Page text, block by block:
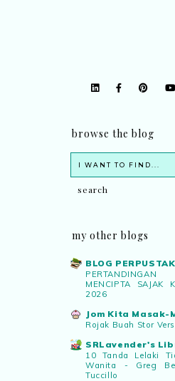
browse the blog
my other blogs
BLOG
MENCIPTA SAJAK
2026
Jom Kita Masak-
Rojak Buah Stor
SRLavender's
10 Tanda Lelaki
Wanita - Greg
Tuccillo